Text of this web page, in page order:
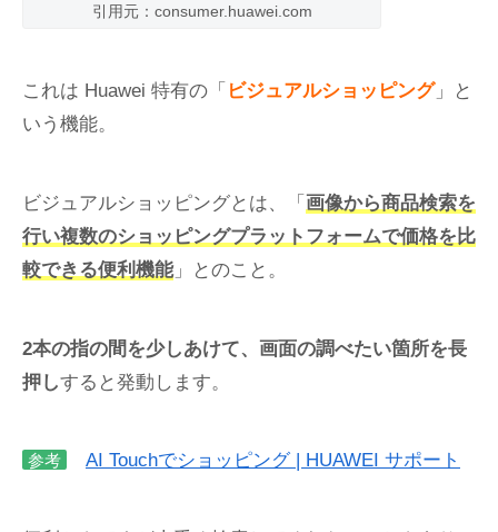
引用元：consumer.huawei.com
これは Huawei 特有の「 ビジュアルショッピング」と
いう機能。
ビジュアルショッピングとは、「 画像から商品検索を
行い複数のショッピングプラットフォームで価格を比
較できる便利機能」とのこと。
2本の指の間を少しあけて、画面の調べたい箇所を長
押しすると発動します。
参考 AI Touchでショッピング | HUAWEI サポート